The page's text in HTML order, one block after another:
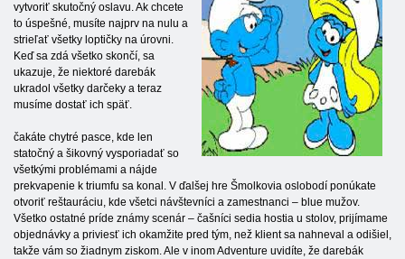
vytvoriť skutočný oslavu. Ak chcete
to úspešné, musíte najprv na nulu a
strieľať všetky loptičky na úrovni.
Keď sa zdá všetko skončí, sa
ukazuje, že niektoré darebák
ukradol všetky darčeky a teraz
musíme dostať ich späť.
čakáte chytré pasce, kde len
statočný a šikovný vysporiadať so
všetkými problémami a nájde
prekvapenie k triumfu sa konal. V ďalšej hre Šmolkovia oslobodí ponúkate
otvoriť reštauráciu, kde všetci návštevníci a zamestnanci – blue mužov.
Všetko ostatné príde známy scenár – čašníci sedia hostia u stolov, prijímame
objednávky a priviesť ich okamžite pred tým, než klient sa nahneval a odišiel,
takže vám so žiadnym ziskom. Ale v inom Adventure uvidíte, že darebák